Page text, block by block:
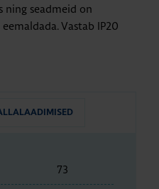
ning seadmeid on
Vastab IP20
73